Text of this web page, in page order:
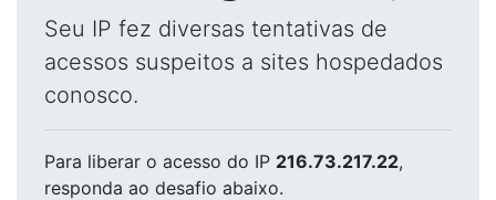
Seu IP fez diversas tentativas de
acessos suspeitos a sites hospedados
conosco.
Para liberar o acesso do IP 216.73.217.22,
responda ao desafio abaixo.